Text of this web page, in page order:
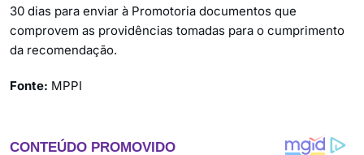
30 dias para enviar à Promotoria documentos que
comprovem as providências tomadas para o cumprimento
da recomendação.
Fonte: MPPI